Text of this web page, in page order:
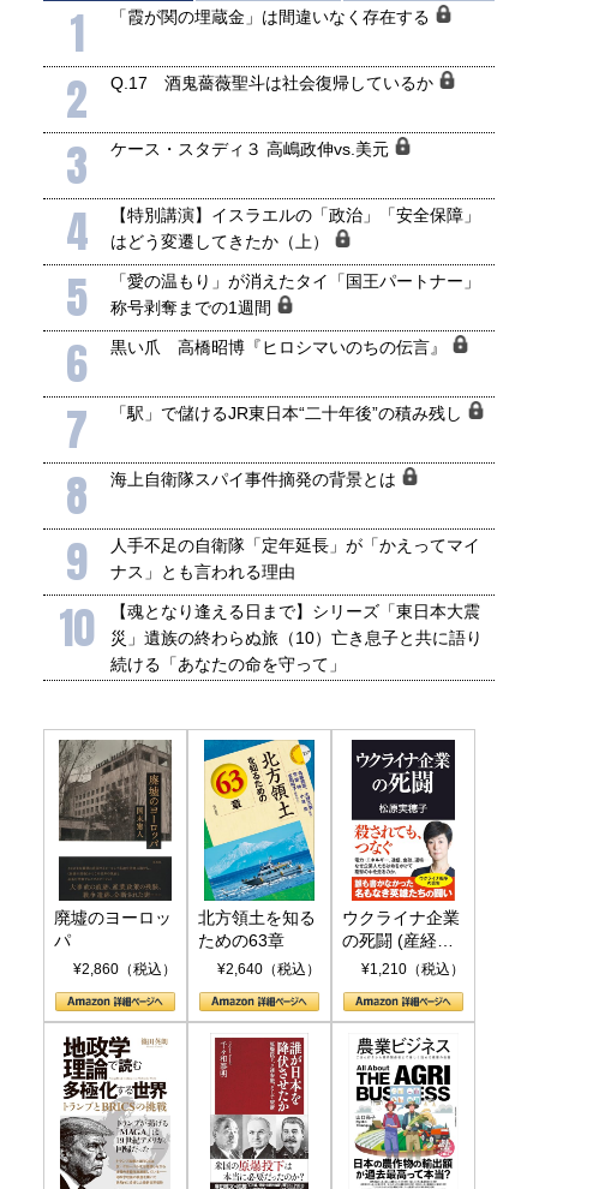
1 「霞が関の埋蔵金」は間違いなく存在する
2 Q.17 酒鬼薔薇聖斗は社会復帰しているか
3 ケース・スタディ３ 高嶋政伸vs.美元
4
【特別講演】イスラエルの「政治」「安全保障」
はどう変遷してきたか（上）
5
「愛の温もり」が消えたタイ「国王パートナー」
称号剥奪までの1週間
6 黒い爪 高橋昭博『ヒロシマいのちの伝言』
7 「駅」で儲けるJR東日本“二十年後”の積み残し
8 海上自衛隊スパイ事件摘発の背景とは
9
人手不足の自衛隊「定年延長」が「かえってマイ
ナス」とも言われる理由
10
【魂となり逢える日まで】シリーズ「東日本大震
災」遺族の終わらぬ旅（10）亡き息子と共に語り
続ける「あなたの命を守って」
廃墟のヨーロッ
パ
¥2,860（税込）
北方領土を知る
ための63章
¥2,640（税込）
ウクライナ企業
の死闘 (産経セ
レクト S 039)
¥1,210（税込）